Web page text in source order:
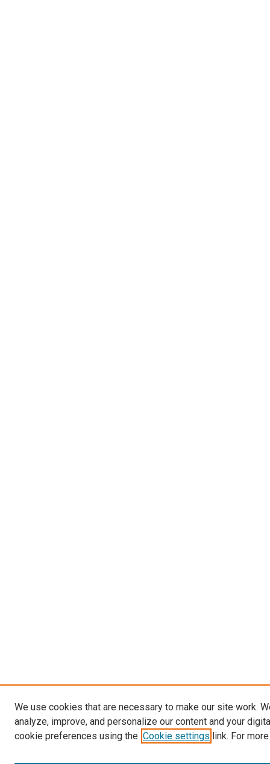
We use cookies that are necessary to make our site work.
analyze, improve, and personalize our content and your
cookie preferences using the Cookie settings link. For